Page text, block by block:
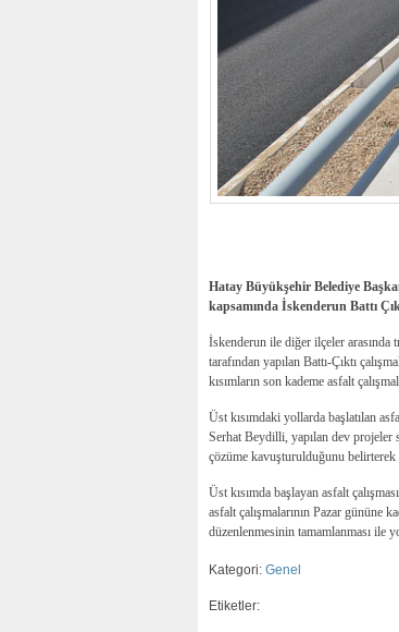
Hatay Büyükşehir Belediye
kapsamında İskenderun Battı
İskenderun ile diğer ilçeler
tarafından yapılan Battı-Çıktı
kısımların son kademe asfalt
Üst kısımdaki yollarda başlatılan
Serhat Beydilli, yapılan dev projeler
çözüme kavuşturulduğunu belirterek
Üst kısımda başlayan asfalt
asfalt çalışmalarının Pazar gününe
düzenlenmesinin tamamlanması ile
Kategori: Genel
Etiketler: